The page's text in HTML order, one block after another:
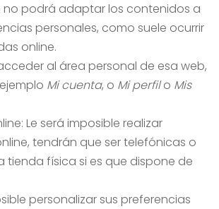
no podrá adaptar los contenidos a
personales, como suele ocurrir
online.
al área personal de esa web,
Mi cuenta, o Mi perfilo Mis
Le será imposible realizar
tendrán que ser telefónicas o
tienda física si es que dispone de
personalizar sus preferencias